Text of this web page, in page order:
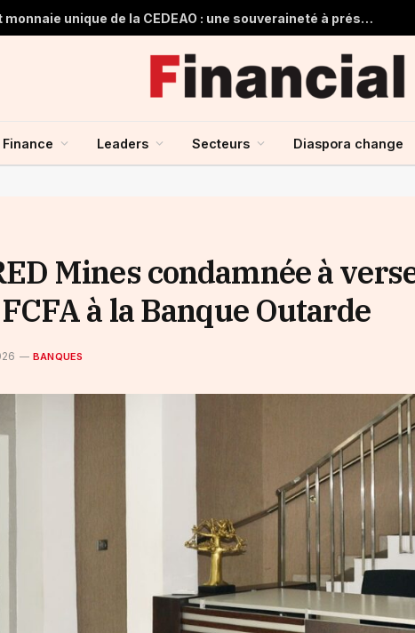
Guinée et monnaie unique de la CEDEAO : une souveraineté à préserver, une intégration à repenser
Finance Leaders Secteurs Diaspora change
Mines condamnée à
à la Banque Outarde
BANQUES